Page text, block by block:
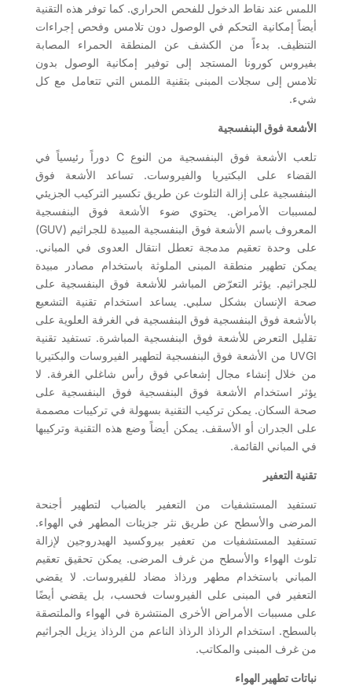
اللمس عند نقاط الدخول للفحص الحراري. كما توفر هذه التقنية
أيضاً إمكانية التحكم في الوصول دون تلامس وفحص إجراءات
التنظيف. بدءاً من الكشف عن المنطقة الحمراء المصابة
بفيروس كورونا المستجد إلى توفير إمكانية الوصول بدون
تلامس إلى سجلات المبنى بتقنية اللمس التي تتعامل مع كل
شيء.
الأشعة فوق البنفسجية
تلعب الأشعة فوق البنفسجية من النوع C دوراً رئيسياً في
القضاء على البكتيريا والفيروسات. تساعد الأشعة فوق
البنفسجية على إزالة التلوث عن طريق تكسير التركيب الجزيئي
لمسببات الأمراض. يحتوي ضوء الأشعة فوق البنفسجية
المعروف باسم الأشعة فوق البنفسجية المبيدة للجراثيم (GUV)
على وحدة تعقيم مدمجة تعطل انتقال العدوى في المباني.
يمكن تطهير منطقة المبنى الملوثة باستخدام مصادر مبيدة
للجراثيم. يؤثر التعرّض المباشر للأشعة فوق البنفسجية على
صحة الإنسان بشكل سلبي. يساعد استخدام تقنية التشعيع
بالأشعة فوق البنفسجية فوق البنفسجية في الغرفة العلوية على
تقليل التعرض للأشعة فوق البنفسجية المباشرة. تستفيد تقنية
UVGI من الأشعة فوق البنفسجية لتطهير الفيروسات والبكتيريا
من خلال إنشاء مجال إشعاعي فوق رأس شاغلي الغرفة. لا
يؤثر استخدام الأشعة فوق البنفسجية فوق البنفسجية على
صحة السكان. يمكن تركيب التقنية بسهولة في تركيبات مصممة
على الجدران أو الأسقف. يمكن أيضاً وضع هذه التقنية وتركيبها
في المباني القائمة.
تقنية التعفير
تستفيد المستشفيات من التعفير بالضباب لتطهير أجنحة
المرضى والأسطح عن طريق نثر جزيئات المطهر في الهواء.
تستفيد المستشفيات من تعفير بيروكسيد الهيدروجين لإزالة
تلوث الهواء والأسطح من غرف المرضى. يمكن تحقيق تعقيم
المباني باستخدام مطهر ورذاذ مضاد للفيروسات. لا يقضي
التعفير في المبنى على الفيروسات فحسب، بل يقضي أيضًا
على مسببات الأمراض الأخرى المنتشرة في الهواء والملتصقة
بالسطح. استخدام الرذاذ الرذاذ الناعم من الرذاذ يزيل الجراثيم
من غرف المبنى والمكاتب.
نباتات تطهير الهواء